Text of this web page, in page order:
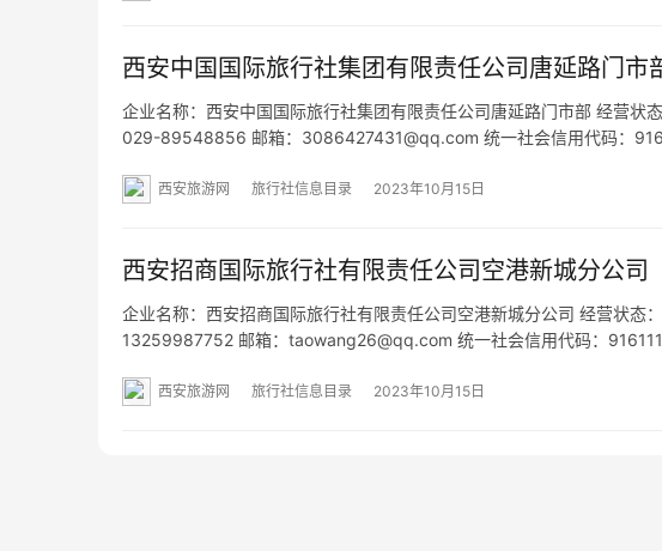
西安中国国际旅行社集团有限责任公司唐延路门市
企业名称：西安中国国际旅行社集团有限责任公司唐延路门市部 经营状
029-89548856 邮箱：3086427431@qq.com 统一社会信用代码：
西安旅游网 旅行社信息目录 2023年10月15日
西安招商国际旅行社有限责任公司空港新城分公司
企业名称：西安招商国际旅行社有限责任公司空港新城分公司 经营状态
13259987752 邮箱：taowang26@qq.com 统一社会信用代码：
西安旅游网 旅行社信息目录 2023年10月15日